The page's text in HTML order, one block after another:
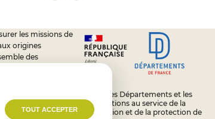
TOUT ACCEPTER
les missions de
origines
des
L’État, les Départements et les
Associations au service de la
prévention et de la protection de